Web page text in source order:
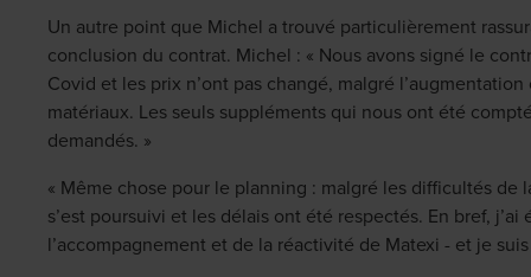
Un autre point que Michel a trouvé particulièrement
conclusion du contrat. Michel : « Nous avons signé le
Covid et les prix n’ont pas changé, malgré
matériaux. Les seuls suppléments qui nous ont été
demandés. »
« Même chose pour le planning : malgré les difficultés de
s’est poursuivi et les délais ont été respectés. En bref, j’ai
l’accompagnement et de la réactivité de Matexi - et je